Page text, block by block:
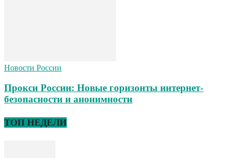
Новости России
Прокси России: Новые горизонты интернет-
безопасности и анонимности
ТОП НЕДЕЛИ